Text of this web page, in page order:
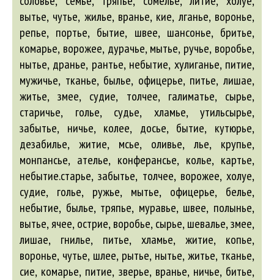
вытье, чутье, жилье, вранье, кие, лганье, воронье,
репье, портье, бытие, швее, шансонье, бритье,
комарье, ворожее, дурачье, мытье, ручье, воробье,
нытье, дранье, рантье, небытие, хулиганье, питие,
мужичье, тканье, былье, офицерье, питье, лишае,
житье, змее, судие, толчее, галиматье, сырье,
старичье, голье, судье, хламье, утильсырье,
забытье, ничье, колее, досье, бытие, кутюрье,
дезабилье, житие, мсье, оливье, лье, крупье,
монпансье, ателье, конферансье, колье, картье,
небытие.старье, забытье, толчее, ворожее, холуе,
судие, голье, ружье, мытье, офицерье, белье,
небытие, былье, тряпье, муравье, швее, полынье,
вытье, ячее, острие, воробье, сырье, шевалье, змее,
лишае, гнилье, питье, хламье, житие, копье,
воронье, чутье, шлее, рытье, нытье, житье, тканье,
сие, комарье, питие, зверье, вранье, ничье, битье,